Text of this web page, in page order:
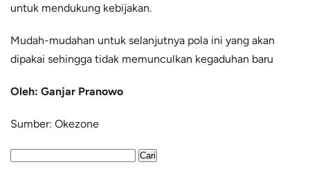
untuk mendukung kebijakan.
Mudah-mudahan untuk selanjutnya pola ini yang akan
dipakai sehingga tidak memunculkan kegaduhan baru
Oleh: Ganjar Pranowo
Sumber: Okezone